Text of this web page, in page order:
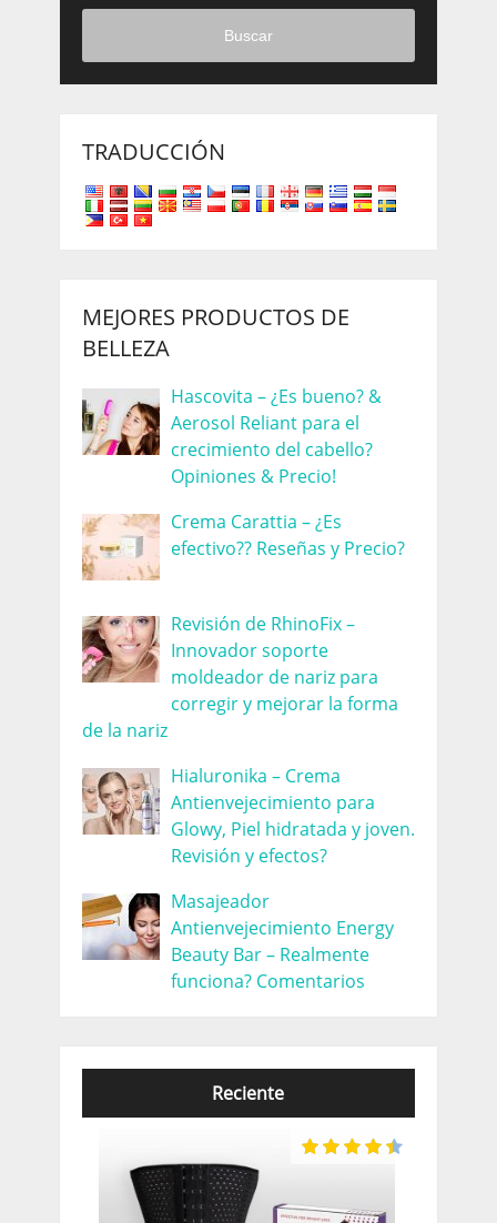
Buscar
TRADUCCIÓN
MEJORES PRODUCTOS DE
BELLEZA
Hascovita – ¿Es bueno? &
Aerosol Reliant para el
crecimiento del cabello?
Opiniones & Precio!
Crema Carattia – ¿Es
efectivo?? Reseñas y Precio?
Revisión de RhinoFix –
Innovador soporte
moldeador de nariz para
corregir y mejorar la forma
de la nariz
Hialuronika – Crema
Antienvejecimiento para
Glowy, Piel hidratada y joven.
Revisión y efectos?
Masajeador
Antienvejecimiento Energy
Beauty Bar – Realmente
funciona? Comentarios
Reciente